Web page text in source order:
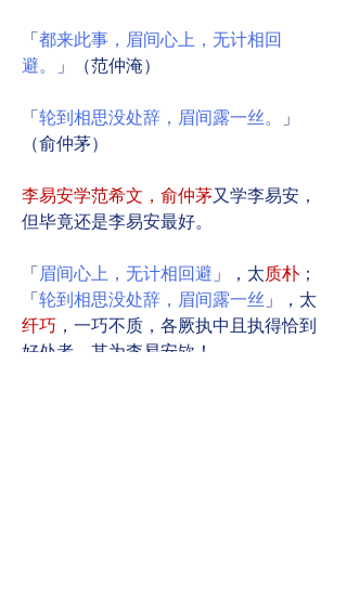
「 都来此事，眉间心上，无计相回
避。
」（范仲淹）
「 轮到相思没处辞，眉间露一丝。
」
（俞仲茅）
李易安学范希文，俞仲茅又学李易安，
但毕竟还是李易安最好。
「 眉间心上，无计相回避 」，太质朴 ；
「 轮到相思没处辞，眉间露一丝 」，太
纤巧 ，一巧不质，各厥执中且执得恰到
好处者，其为李易安欤！